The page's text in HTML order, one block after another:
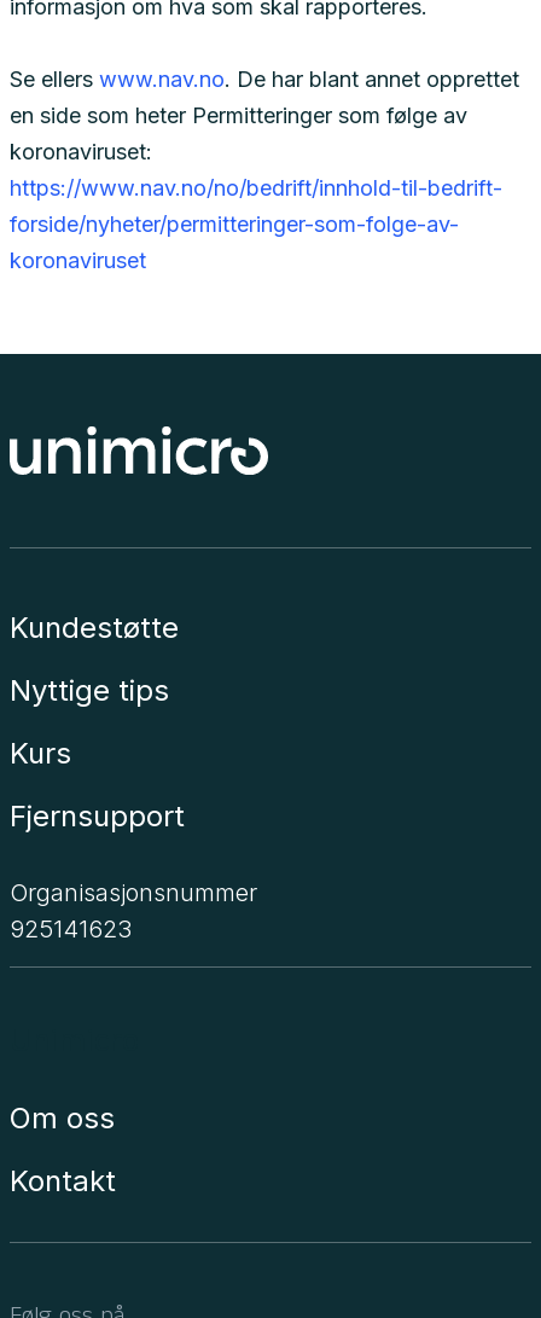
informasjon om hva som skal rapporteres.
Se ellers www.nav.no. De har blant annet opprettet
en side som heter Permitteringer som følge av
koronaviruset:
https://www.nav.no/no/bedrift/innhold-til-bedrift-
forside/nyheter/permitteringer-som-folge-av-
koronaviruset
Kundestøtte
Nyttige tips
Kurs
Fjernsupport
Organisasjonsnummer
925141623
Om oss
Kontakt